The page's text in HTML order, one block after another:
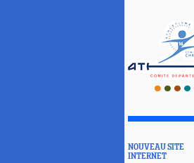
NOUVEAU SITE
INTERNET